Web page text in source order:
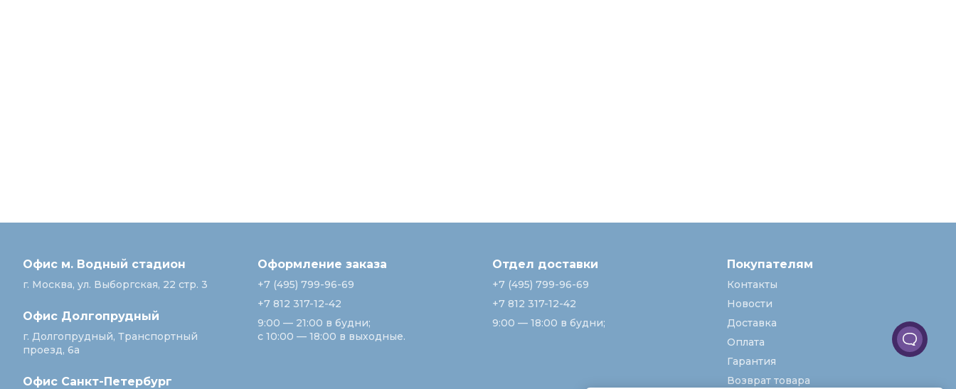
Офис м. Водный стадион
г. Москва, ул. Выборгская, 22 стр. 3
Офис Долгопрудный
г. Долгопрудный, Транспортный
проезд, 6а
Офис Санкт‑Петербург
Оформление заказа
+7 (495) 799-96-69
+7 812 317-12-42
9:00 — 21:00 в будни;
с 10:00 — 18:00 в выходные.
Отдел доставки
+7 (495) 799-96-69
+7 812 317-12-42
9:00 — 18:00 в будни;
Покупателям
Контакты
Новости
Доставка
Оплата
Гарантия
Возврат товара